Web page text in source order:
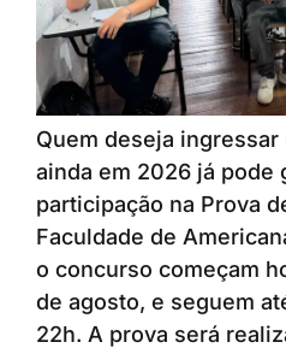
Quem deseja
ainda em 2026 já pode
participação na Prova
Faculdade de
o concurso começam
de agosto, e seguem
22h. A prova será